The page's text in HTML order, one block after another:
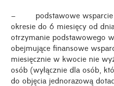
– podstawowe wsparcie
okresie do 6 miesięcy od
otrzymanie podstawowego
obejmujące finansowe
miesięcznie w kwocie nie
osób (wyłącznie dla osób,
do objęcia jednorazową